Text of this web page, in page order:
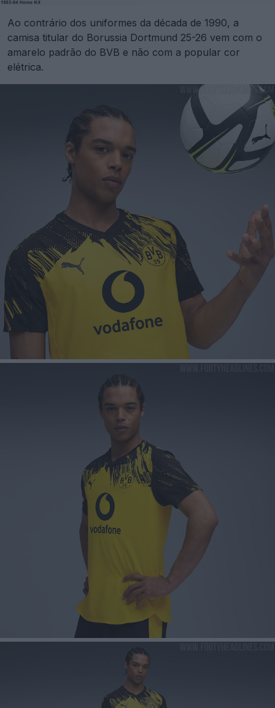
Ao contrário dos uniformes da década de 1990, a
camisa titular do Borussia Dortmund 25-26 vem com o
amarelo padrão do BVB e não com a popular cor
elétrica.